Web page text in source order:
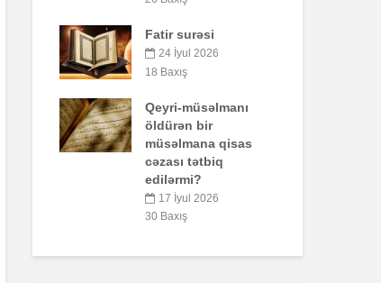
qisas
Əhzab surəsi
26 İyun 2026